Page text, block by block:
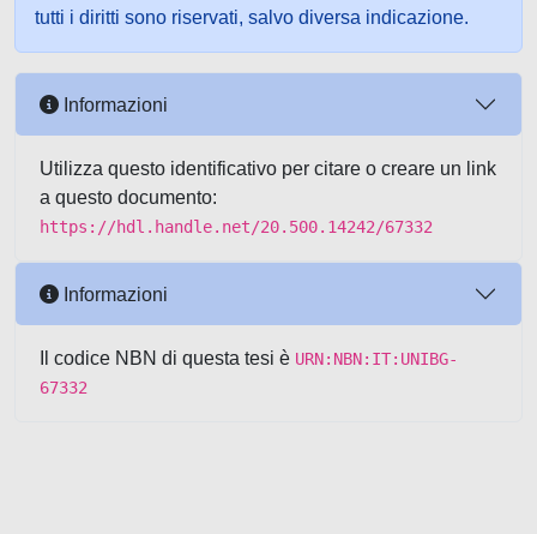
tutti i diritti sono riservati, salvo diversa indicazione.
Informazioni
Utilizza questo identificativo per citare o creare un link
a questo documento:
https://hdl.handle.net/20.500.14242/67332
Informazioni
Il codice NBN di questa tesi è URN:NBN:IT:UNIBG-
67332